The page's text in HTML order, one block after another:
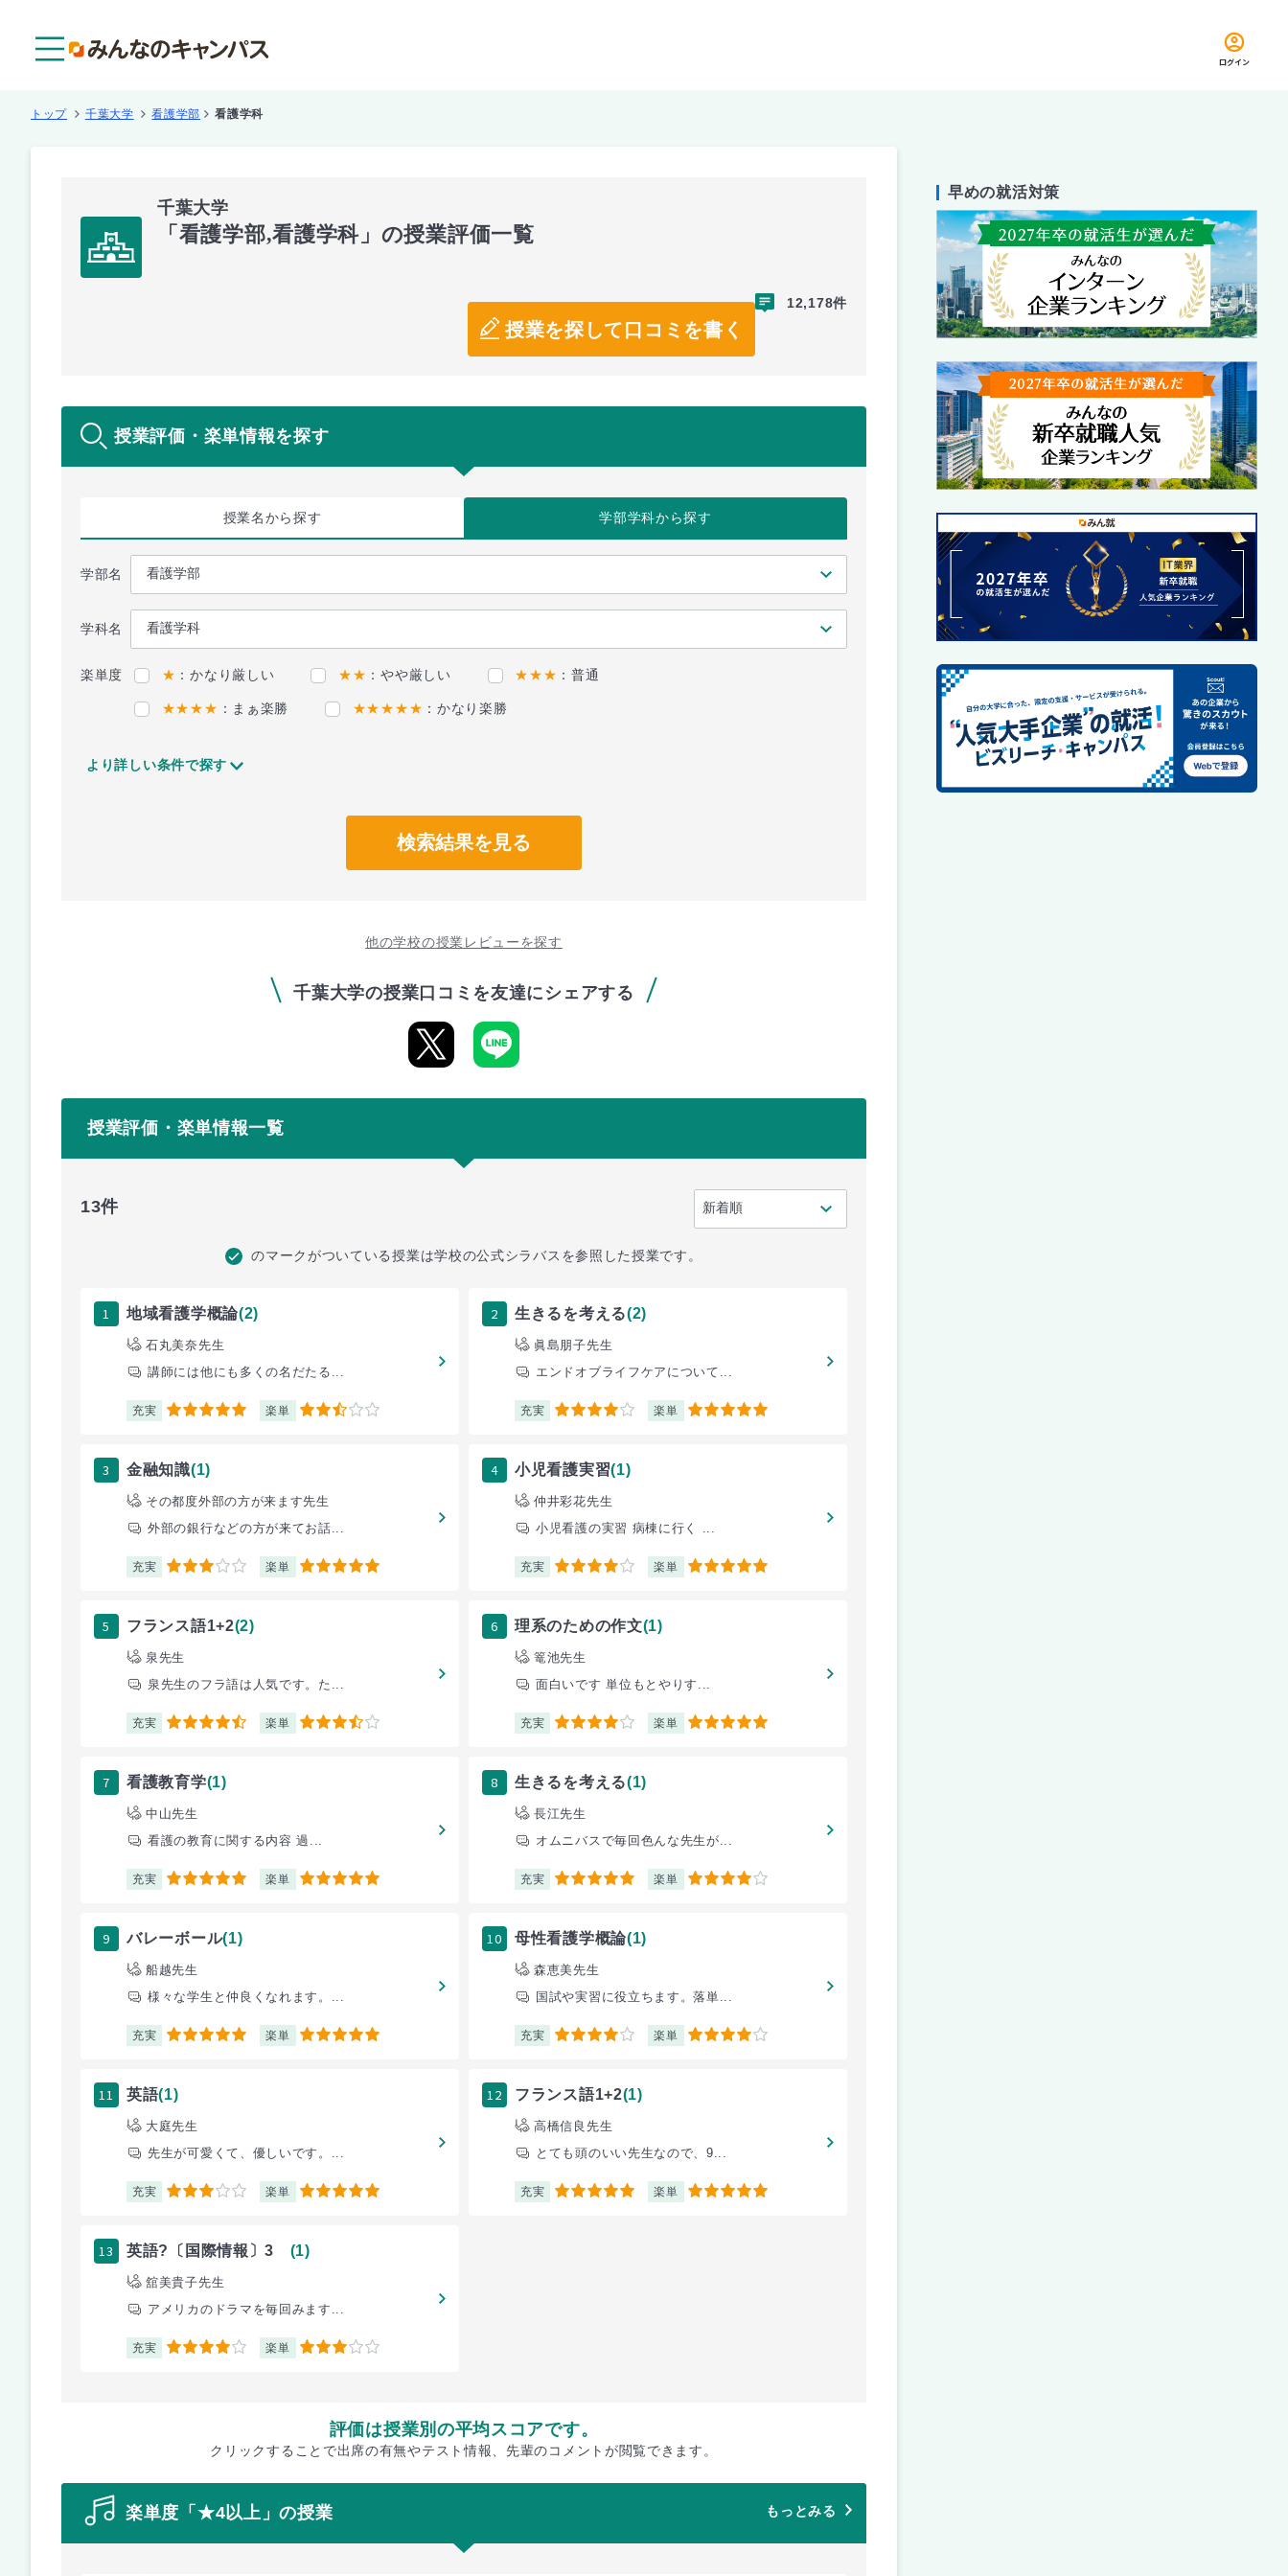
ログイン
トップ 千葉大学 看護学部 看護学科
千葉大学
「看護学部,看護学科」の授業評価一覧
授業を探して口コミを書く
12,178件
授業評価・楽単情報を探す
授業名から探す 学部学科から探す
学部名
学科名
楽単度 ★ ：かなり厳しい ★★ ：やや厳しい ★★★ ：普通
★★★★ ：まぁ楽勝 ★★★★★ ：かなり楽勝
より詳しい条件で探す
検索結果を見る
他の学校の授業レビューを探す
千葉大学の授業口コミを友達にシェアする
授業評価・楽単情報一覧
13件
のマークがついている授業は学校の公式シラバスを参照した授業です。
1 地域看護学概論(2)
石丸美奈先生
講師には他にも多くの名だたる...
充実 5 楽単 2.5
2 生きるを考える(2)
眞島朋子先生
エンドオブライフケアについて...
充実 4 楽単 5
3 金融知識(1)
その都度外部の方が来ます先生
外部の銀行などの方が来てお話...
充実 3 楽単 5
4 小児看護実習(1)
仲井彩花先生
小児看護の実習 病棟に行く ...
充実 4 楽単 5
5 フランス語1+2(2)
泉先生
泉先生のフラ語は人気です。た...
充実 4.5 楽単 3.5
6 理系のための作文(1)
篭池先生
面白いです 単位もとやりす...
充実 4 楽単 5
7 看護教育学(1)
中山先生
看護の教育に関する内容 過...
充実 5 楽単 5
8 生きるを考える(1)
長江先生
オムニバスで毎回色んな先生が...
充実 5 楽単 4
9 バレーボール(1)
船越先生
様々な学生と仲良くなれます。...
充実 5 楽単 5
10 母性看護学概論(1)
森恵美先生
国試や実習に役立ちます。落単...
充実 4 楽単 4
11 英語(1)
大庭先生
先生が可愛くて、優しいです。...
充実 3 楽単 5
12 フランス語1+2(1)
高橋信良先生
とても頭のいい先生なので、9...
充実 5 楽単 5
13 英語?〔国際情報〕3 (1)
舘美貴子先生
アメリカのドラマを毎回みます...
充実 4 楽単 3
評価は授業別の平均スコアです。
クリックすることで出席の有無やテスト情報、先輩のコメントが閲覧できます。
楽単度「★4以上」の授業 もっとみる
早めの就活対策